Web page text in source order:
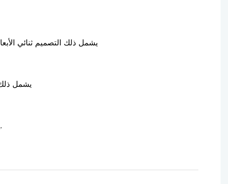
يشمل ذلك التصميم ثنائي الأبعاد،
يشمل ذلك
يشمل ذلك طلاء الألوان والتجميع ومراقبة الجودة والتعبئة والتغليف والتسليم، ويستغرق ذلك من 14 إلى 22 يومًا إجمالاً.